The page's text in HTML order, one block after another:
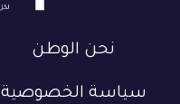
نحن الوطن
سياسة الخصوصية